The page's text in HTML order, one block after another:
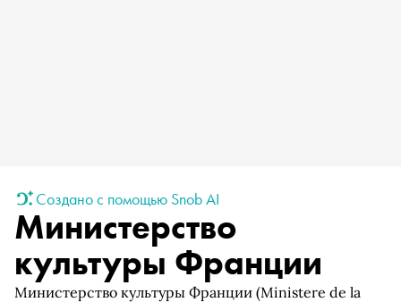
Создано с помощью Snob AI
Министерство
культуры Франции
Министерство культуры Франции (Ministere de la